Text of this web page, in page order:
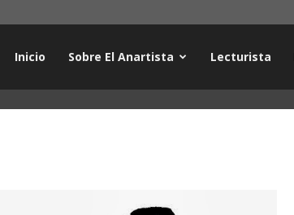
Inicio Sobre El Anartista Lecturista